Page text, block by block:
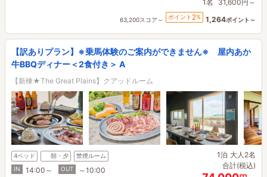
1名 31,600円～
63,200スコア～ ポイント 2% 1,264ポイント～
【訳ありプラン】※乗馬体験のご案内ができません※ 屋内あか
牛BBQディナー＜2食付き＞ A
【新棟★The Great Plains】クアッドルーム
4ベッド 朝・夕
禁煙ルーム
IN
14:00～ OUT ～10:00
1泊 大人2名
合計(税込)